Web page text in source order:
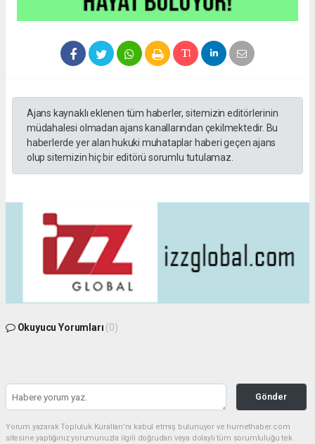
Ajans kaynaklı eklenen tüm haberler, sitemizin editörlerinin
müdahalesi olmadan ajans kanallarından çekilmektedir. Bu
haberlerde yer alan hukuki muhataplar haberi geçen ajans
olup sitemizin hiç bir editörü sorumlu tutulamaz.
Okuyucu Yorumları (0)
Gönder
Yorum yazarak Topluluk Kuralları’nı kabul etmiş bulunuyor ve hurnethaber.com
sitesine yaptığınız yorumunuzla ilgili doğrudan veya dolaylı tüm sorumluluğu tek